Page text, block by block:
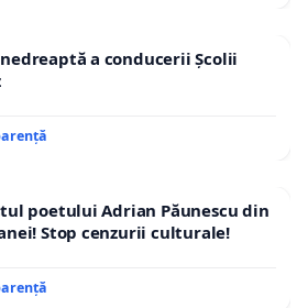
a conducerii Școlii
poetului Adrian Păunescu din
Stop cenzurii culturale!